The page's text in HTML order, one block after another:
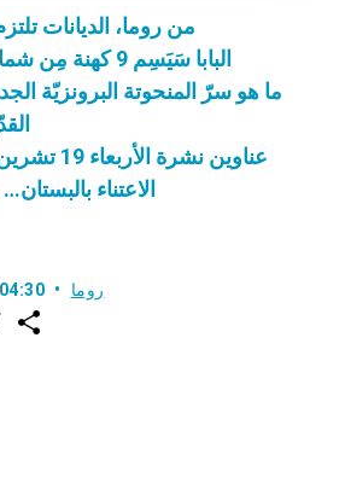
من روما، الديانات
البابا سَيَسِم 9 كهنة مِن شمامسة أبرشيّته
ما هو سرّ المنحوتة البرونزيّة
الاعتناء
روما
w